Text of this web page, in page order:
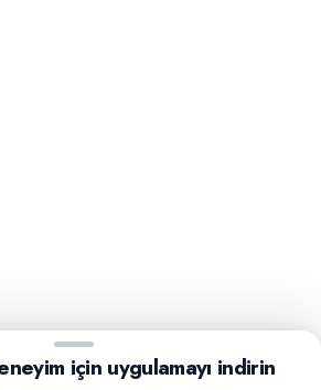
için uygulamayı indirin